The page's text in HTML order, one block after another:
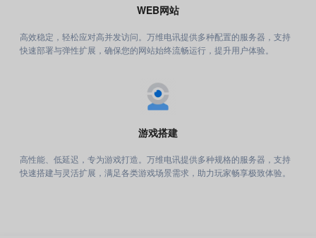
WEB网站
高效稳定，轻松应对高并发访问。万维电讯提供多种配置的服务器，支持
快速部署与弹性扩展，确保您的网站始终流畅运行，提升用户体验。
游戏搭建
高性能、低延迟，专为游戏打造。万维电讯提供多种规格的服务器，支持
快速搭建与灵活扩展，满足各类游戏场景需求，助力玩家畅享极致体验。